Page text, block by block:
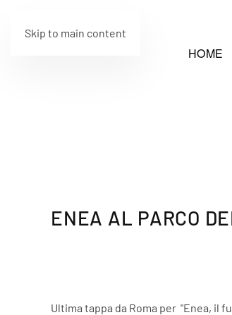
Skip to main content
HOME
ENEA AL PARCO
Ultima tappa da Roma per "Enea, il